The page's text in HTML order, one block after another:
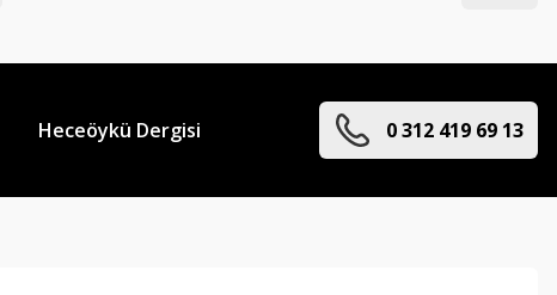
Heceöykü Dergisi 0 312 419 69 13